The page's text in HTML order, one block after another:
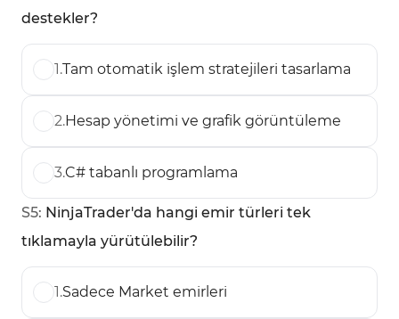
destekler?
1.Tam otomatik işlem stratejileri tasarlama
2.Hesap yönetimi ve grafik görüntüleme
3.C# tabanlı programlama
S5: NinjaTrader'da hangi emir türleri tek
tıklamayla yürütülebilir?
1.Sadece Market emirleri